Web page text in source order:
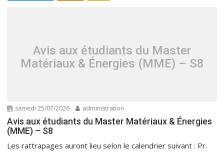
Avis aux étudiants du Master
Matériaux & Énergies (MME) – S8
samedi 25/07/2026 administration
Avis aux étudiants du Master Matériaux & Énergies
(MME) – S8
Les rattrapages auront lieu selon le calendrier suivant : Pr.